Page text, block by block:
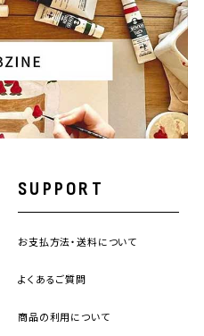
SUPPORT
お支払方法・送料について
よくあるご質問
商品の利用について